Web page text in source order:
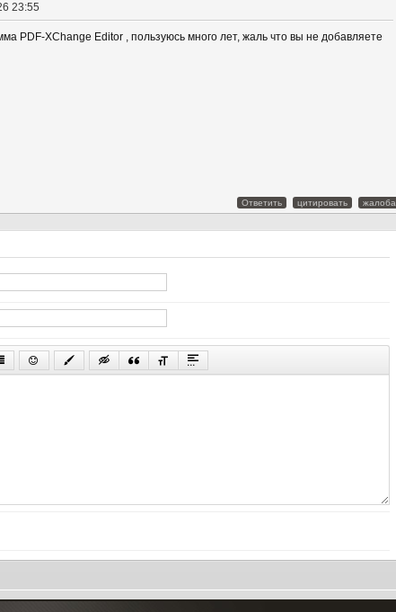
23:55
PDF-XChange Editor , пользуюсь много лет, жаль что вы не добавляете
Ответить цитировать жалоба